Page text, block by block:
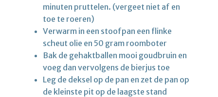
minuten pruttelen. (vergeet niet af en
toe te roeren)
Verwarm in een stoofpan een flinke
scheut olie en 50 gram roomboter
Bak de gehaktballen mooi goudbruin en
voeg dan vervolgens de bierjus toe
Leg de deksel op de pan en zet de pan op
de kleinste pit op de laagste stand